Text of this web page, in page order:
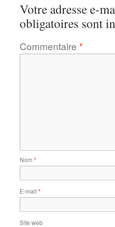
Votre adresse e-
obligatoires sont
Commentaire *
Nom *
E-mail *
Site web